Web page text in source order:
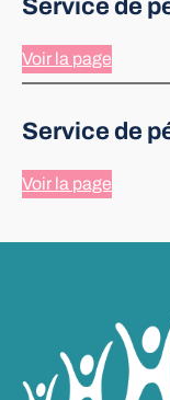
Service de
Voir la page
Service de
Voir la page